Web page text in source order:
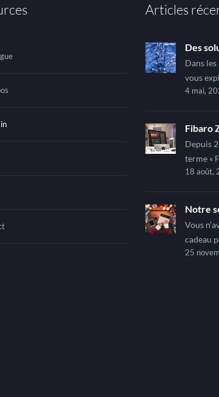
Articles
Des
Dans
vous
pouvez
4 mai,
Fibaro
Depuis
terme «
18 août,
Notre
Vous
cadeau
25